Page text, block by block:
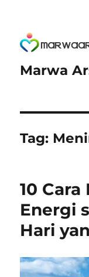
Marwa
Tag:
10
Energi
Hari